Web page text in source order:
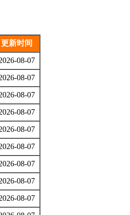
更新时间
08-07
08-07
08-07
08-07
08-07
08-07
08-07
08-07
08-07